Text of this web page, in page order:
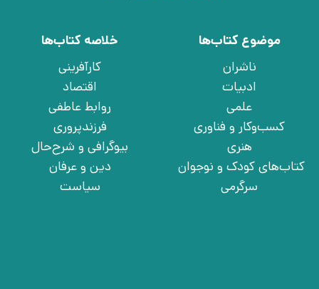
موضوع کتاب‌ها
ناشران
ادبیات
علمی
کسب‌وکار و فناوری
هنری
کتاب‌های کودک و نوجوان
سرگرمی
خلاصه کتاب‌ها
کارآفرینی
اقتصاد
روابط عاطفی
فرزندپروری
بیوگرافی و شرح‌حال
دین و عرفان
سیاست